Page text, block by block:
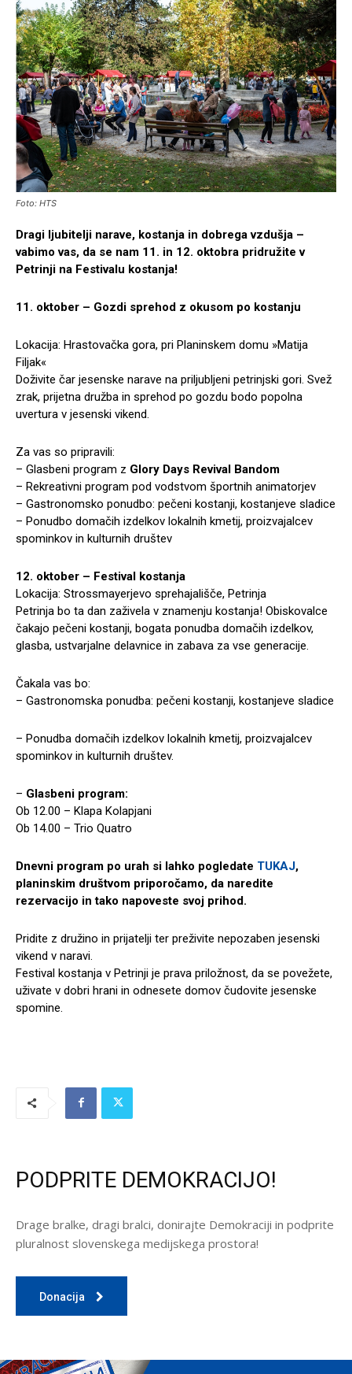
Foto: HTS
Dragi ljubitelji narave, kostanja in dobrega vzdušja –
vabimo vas, da se nam 11. in 12. oktobra pridružite v
Petrinji na Festivalu kostanja!
11. oktober – Gozdi sprehod z okusom po kostanju
Lokacija: Hrastovačka gora, pri Planinskem domu »Matija
Filjak«
Doživite čar jesenske narave na priljubljeni petrinjski gori. Svež
zrak, prijetna družba in sprehod po gozdu bodo popolna
uvertura v jesenski vikend.
Za vas so pripravili:
– Glasbeni program z Glory Days Revival Bandom
– Rekreativni program pod vodstvom športnih animatorjev
– Gastronomsko ponudbo: pečeni kostanji, kostanjeve sladice
– Ponudbo domačih izdelkov lokalnih kmetij, proizvajalcev
spominkov in kulturnih društev
12. oktober – Festival kostanja
Lokacija: Strossmayerjevo sprehajališče, Petrinja
Petrinja bo ta dan zaživela v znamenju kostanja! Obiskovalce
čakajo pečeni kostanji, bogata ponudba domačih izdelkov,
glasba, ustvarjalne delavnice in zabava za vse generacije.
Čakala vas bo:
– Gastronomska ponudba: pečeni kostanji, kostanjeve sladice
– Ponudba domačih izdelkov lokalnih kmetij, proizvajalcev
spominkov in kulturnih društev.
– Glasbeni program:
Ob 12.00 – Klapa Kolapjani
Ob 14.00 – Trio Quatro
Dnevni program po urah si lahko pogledate TUKAJ,
planinskim društvom priporočamo, da naredite
rezervacijo in tako napoveste svoj prihod.
Pridite z družino in prijatelji ter preživite nepozaben jesenski
vikend v naravi.
Festival kostanja v Petrinji je prava priložnost, da se povežete,
uživate v dobri hrani in odnesete domov čudovite jesenske
spomine.
PODPRITE DEMOKRACIJO!
Drage bralke, dragi bralci, donirajte Demokraciji in podprite
pluralnost slovenskega medijskega prostora!
Donacija